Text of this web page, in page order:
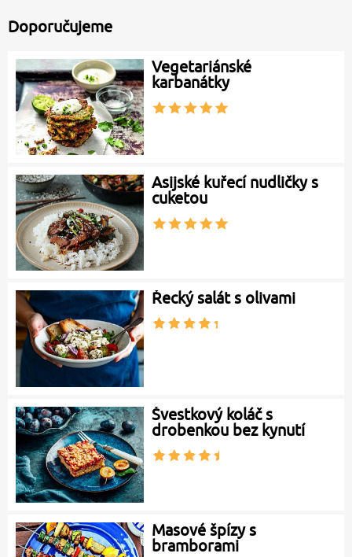
Doporučujeme
Vegetariánské
karbanátky
Asijské kuřecí nudličky s
cuketou
Řecký salát s olivami
Švestkový koláč s
drobenkou bez kynutí
Masové špízy s
bramborami